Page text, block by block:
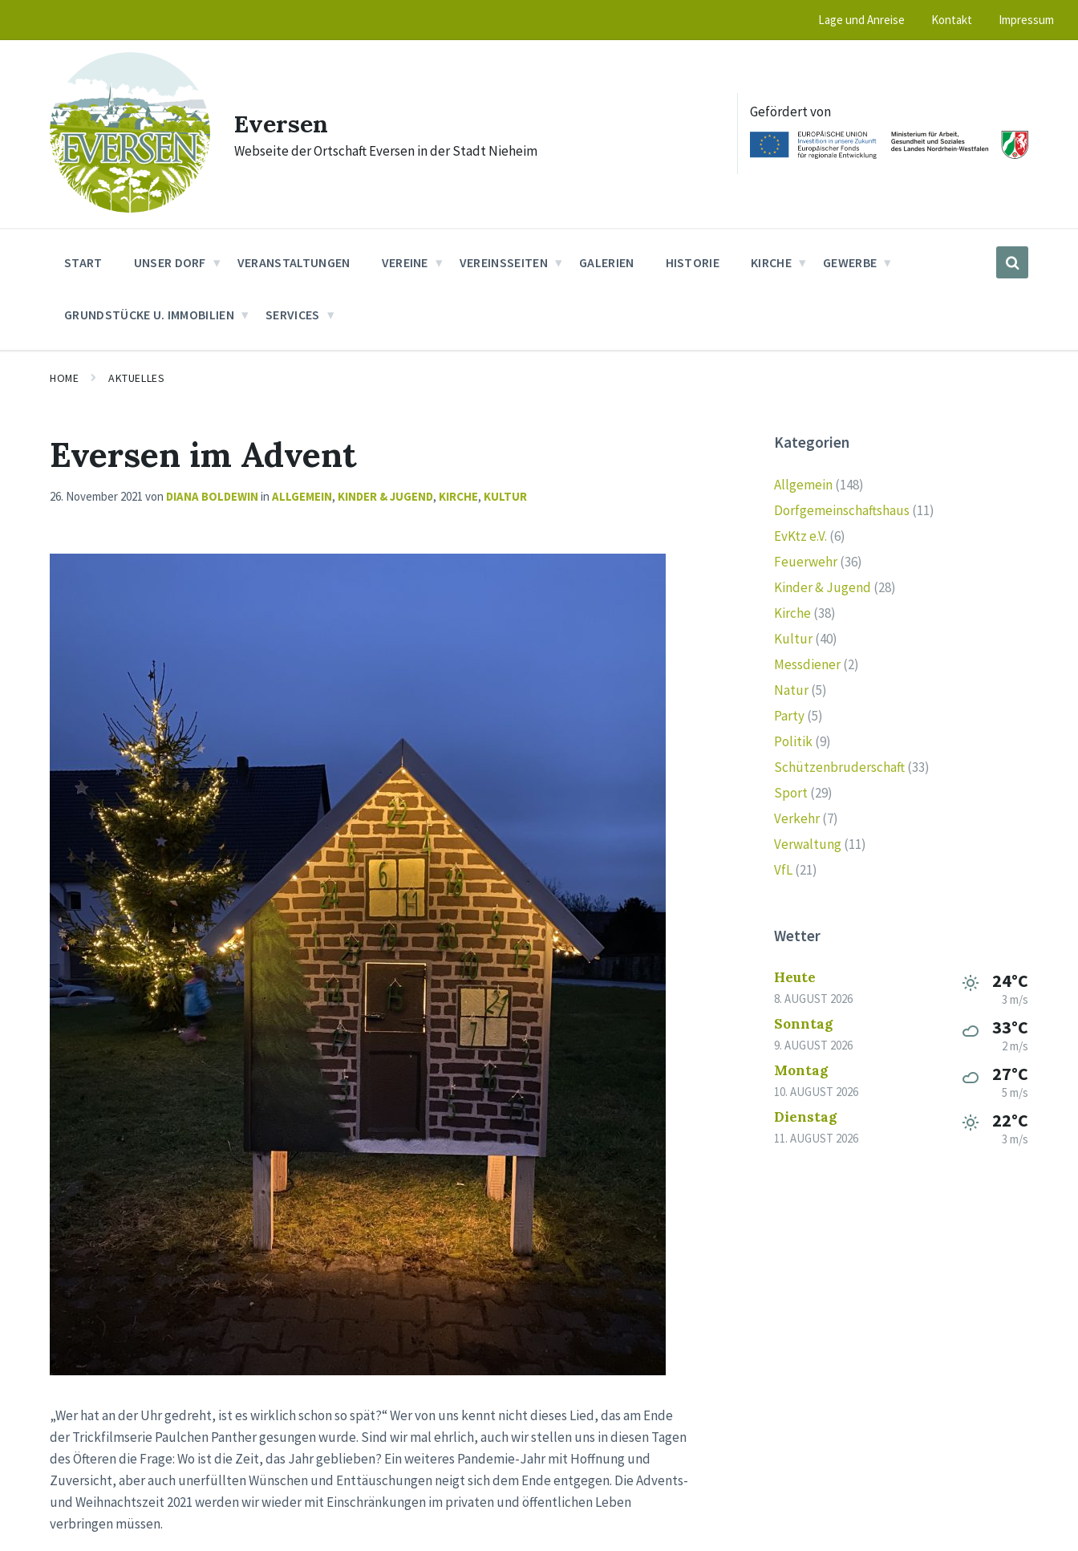
content
main
footer
Lage und Anreise Kontakt Impressum
Eversen
Webseite der Ortschaft Eversen in der Stadt Nieheim
Gefördert von
START UNSER DORF VERANSTALTUNGEN VEREINE VEREINSSEITEN GALERIEN HISTORIE KIRCHE GEWERBE
GRUNDSTÜCKE U. IMMOBILIEN SERVICES
HOME AKTUELLES
Eversen im Advent
26. November 2021 von DIANA BOLDEWIN in ALLGEMEIN, KINDER & JUGEND, KIRCHE, KULTUR
„Wer hat an der Uhr gedreht, ist es wirklich schon so spät?“ Wer von uns kennt nicht dieses Lied, das am Ende
der Trickfilmserie Paulchen Panther gesungen wurde. Sind wir mal ehrlich, auch wir stellen uns in diesen Tagen
des Öfteren die Frage: Wo ist die Zeit, das Jahr geblieben? Ein weiteres Pandemie-Jahr mit Hoffnung und
Zuversicht, aber auch unerfüllten Wünschen und Enttäuschungen neigt sich dem Ende entgegen. Die Advents-
und Weihnachtszeit 2021 werden wir wieder mit Einschränkungen im privaten und öffentlichen Leben
verbringen müssen.
Kategorien
Allgemein(148)
Dorfgemeinschaftshaus (11)
EvKtz e.V. (6)
Feuerwehr(36)
Kinder & Jugend (28)
Kirche(38)
Kultur(40)
Messdiener(2)
Natur(5)
Party(5)
Politik(9)
Schützenbruderschaft(33)
Sport(29)
Verkehr(7)
Verwaltung(11)
VfL(21)
Wetter
Heute
8. AUGUST 2026
24°C
3 m/s
Sonntag
9. AUGUST 2026
33°C
2 m/s
Montag
10. AUGUST 2026
27°C
5 m/s
Dienstag
11. AUGUST 2026
22°C
3 m/s